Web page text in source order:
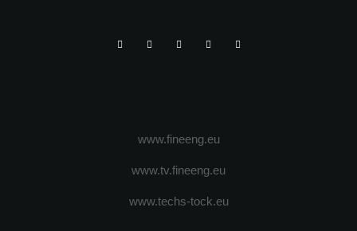
www.fineeng.eu
www.tv.fineeng.eu
www.techs-tock.eu